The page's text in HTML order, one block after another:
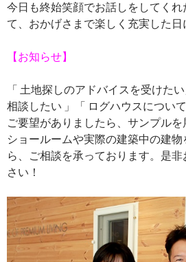
今日も終始笑顔でお話しをしてくれ
て、おかげさまで楽しく充実した
【お知らせ】
「 土地探しのアドバイスを受けた
相談したい 」「 ログハウスについ
ご要望がありましたら、サンプル
ショールームや実際の建築中の建
ら、ご相談を承っております。是
さい！